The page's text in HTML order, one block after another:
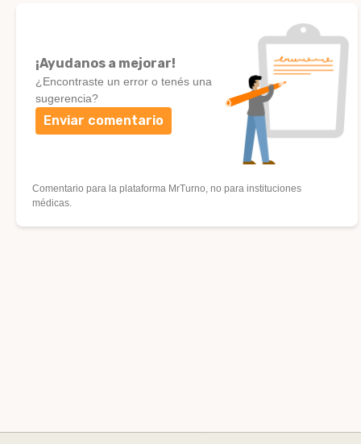
¡Ayudanos a mejorar!
¿Encontraste un error o tenés una
sugerencia?
Enviar comentario
Comentario para la plataforma MrTurno, no para instituciones
médicas.